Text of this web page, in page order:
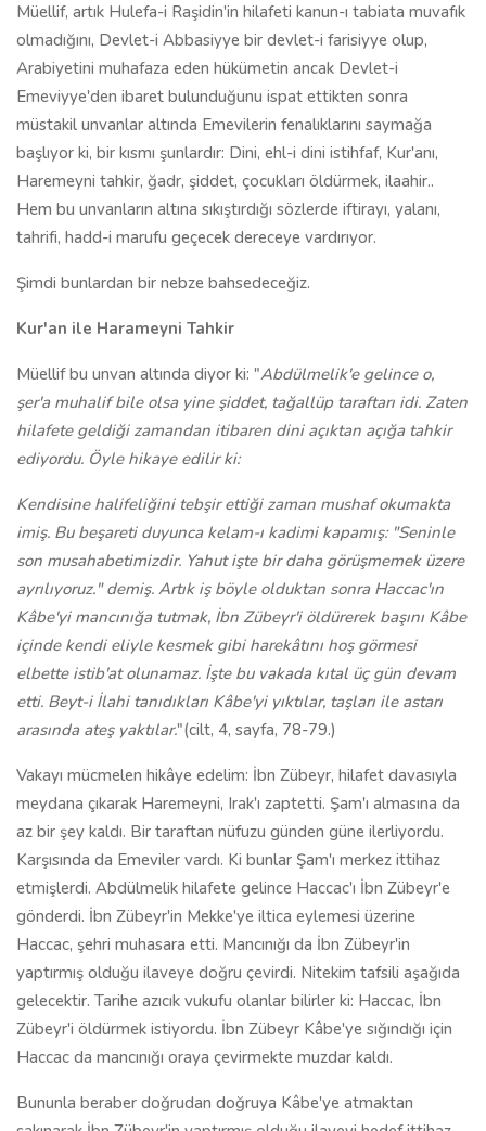
Müellif, artık Hulefa-i Raşidin'in hilafeti kanun-ı tabiata muvafık
olmadığını, Devlet-i Abbasiyye bir devlet-i farisiyye olup,
Arabiyetini muhafaza eden hükümetin ancak Devlet-i
Emeviyye'den ibaret bulunduğunu ispat ettikten sonra
müstakil unvanlar altında Emevilerin fenalıklarını saymağa
başlıyor ki, bir kısmı şunlardır: Dini, ehl-i dini istihfaf, Kur'anı,
Haremeyni tahkir, ğadr, şiddet, çocukları öldürmek, ilaahir..
Hem bu unvanların altına sıkıştırdığı sözlerde iftirayı, yalanı,
tahrifi, hadd-i marufu geçecek dereceye vardırıyor.
Şimdi bunlardan bir nebze bahsedeceğiz.
Kur'an ile Harameyni Tahkir
Müellif bu unvan altında diyor ki: "Abdülmelik'e gelince o,
şer'a muhalif bile olsa yine şiddet, tağallüp taraftarı idi. Zaten
hilafete geldiği zamandan itibaren dini açıktan açığa tahkir
ediyordu. Öyle hikaye edilir ki:
Kendisine halifeliğini tebşir ettiği zaman mushaf okumakta
imiş. Bu beşareti duyunca kelam-ı kadimi kapamış: "Seninle
son musahabetimizdir. Yahut işte bir daha görüşmemek üzere
ayrılıyoruz." demiş. Artık iş böyle olduktan sonra Haccac'ın
Kâbe'yi mancınığa tutmak, İbn Zübeyr'i öldürerek başını Kâbe
içinde kendi eliyle kesmek gibi harekâtını hoş görmesi
elbette istib'at olunamaz. İşte bu vakada kıtal üç gün devam
etti. Beyt-i İlahi tanıdıkları Kâbe'yi yıktılar, taşları ile astarı
arasında ateş yaktılar."(cilt, 4, sayfa, 78-79.)
Vakayı mücmelen hikâye edelim: İbn Zübeyr, hilafet davasıyla
meydana çıkarak Haremeyni, Irak'ı zaptetti. Şam'ı almasına da
az bir şey kaldı. Bir taraftan nüfuzu günden güne ilerliyordu.
Karşısında da Emeviler vardı. Ki bunlar Şam'ı merkez ittihaz
etmişlerdi. Abdülmelik hilafete gelince Haccac'ı İbn Zübeyr'e
gönderdi. İbn Zübeyr'in Mekke'ye iltica eylemesi üzerine
Haccac, şehri muhasara etti. Mancınığı da İbn Zübeyr'in
yaptırmış olduğu ilaveye doğru çevirdi. Nitekim tafsili aşağıda
gelecektir. Tarihe azıcık vukufu olanlar bilirler ki: Haccac, İbn
Zübeyr'i öldürmek istiyordu. İbn Zübeyr Kâbe'ye sığındığı için
Haccac da mancınığı oraya çevirmekte muzdar kaldı.
Bununla beraber doğrudan doğruya Kâbe'ye atmaktan